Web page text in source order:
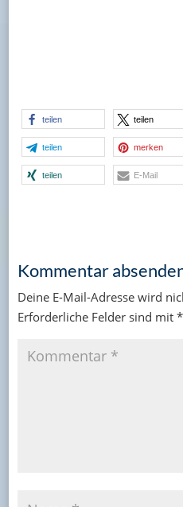
teilen teilen
teilen merken
teilen E-Mail
Kommentar
Deine E-Mail-Adresse wird
Erforderliche Felder sind mit *